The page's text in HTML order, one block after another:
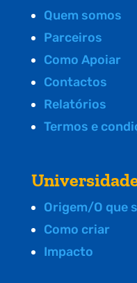
Quem somos
Parceiros
Como Apoiar
Contactos
Relatórios
Termos e
Origem/O que
Como criar
Impacto